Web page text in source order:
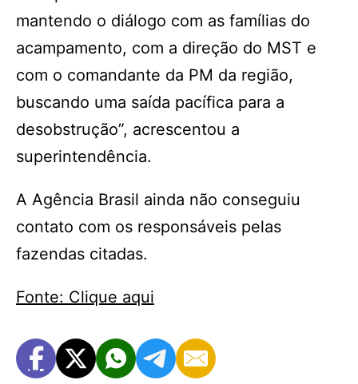
mantendo o diálogo com as famílias do
acampamento, com a direção do MST e
com o comandante da PM da região,
buscando uma saída pacífica para a
desobstrução”, acrescentou a
superintendência.
A Agência Brasil ainda não conseguiu
contato com os responsáveis pelas
fazendas citadas.
Fonte: Clique aqui